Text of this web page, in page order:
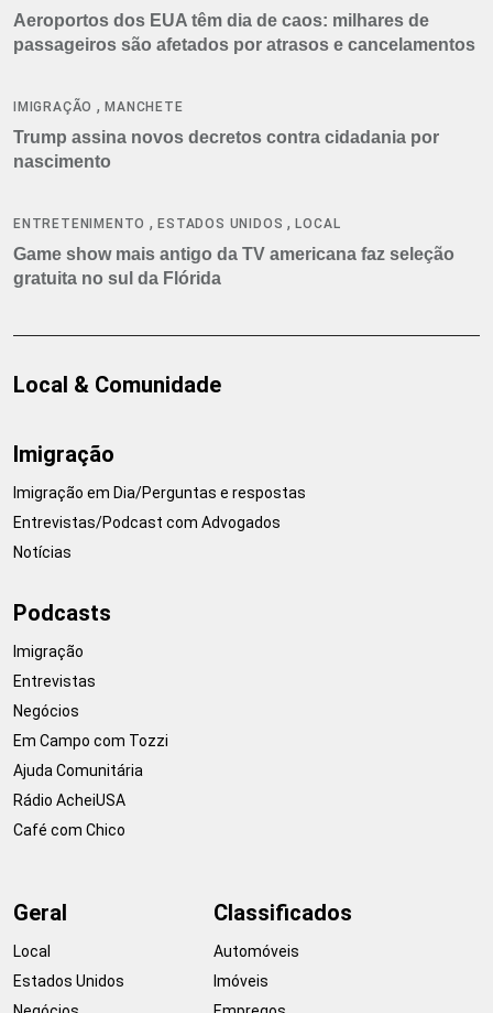
Aeroportos dos EUA têm dia de caos: milhares de
passageiros são afetados por atrasos e cancelamentos
IMIGRAÇÃO ,MANCHETE
Trump assina novos decretos contra cidadania por
nascimento
ENTRETENIMENTO ,ESTADOS UNIDOS ,LOCAL
Game show mais antigo da TV americana faz seleção
gratuita no sul da Flórida
Local & Comunidade
Imigração
Imigração em Dia/Perguntas e respostas
Entrevistas/Podcast com Advogados
Notícias
Podcasts
Imigração
Entrevistas
Negócios
Em Campo com Tozzi
Ajuda Comunitária
Rádio AcheiUSA
Café com Chico
Geral
Local
Estados Unidos
Classificados
Automóveis
Imóveis